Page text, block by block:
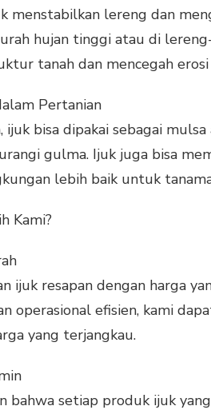
menstabilkan lereng dan
hujan tinggi atau di
tanah dan mencegah
Pertanian
ijuk bisa dipakai sebagai
gulma. Ijuk juga bisa
lebih baik untuk
Kami?
ijuk resapan dengan harga
operasional efisien, kami
yang terjangkau.
bahwa setiap produk ijuk